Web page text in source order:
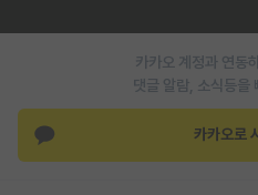
유학교육
카카오 계정과 연동
댓글 알람, 소식등을
카카오로